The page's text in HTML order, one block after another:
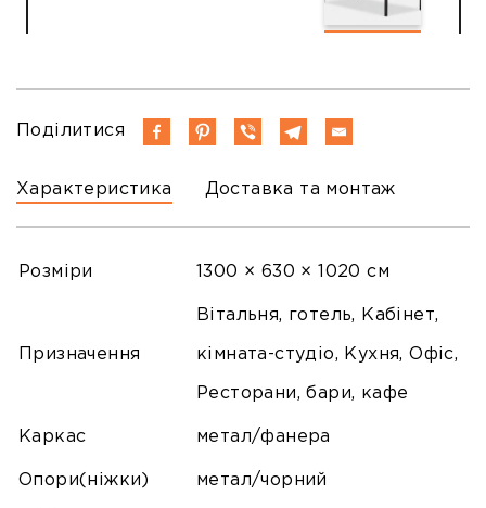
Характеристика Доставка та монтаж
Поділитися
Розміри 1300 × 630 × 1020 см
Призначення
Вітальня, готель, Кабінет,
кімната-студіо, Кухня, Офіс,
Ресторани, бари, кафе
Каркас метал/фанера
Опори(ніжки) метал/чорний